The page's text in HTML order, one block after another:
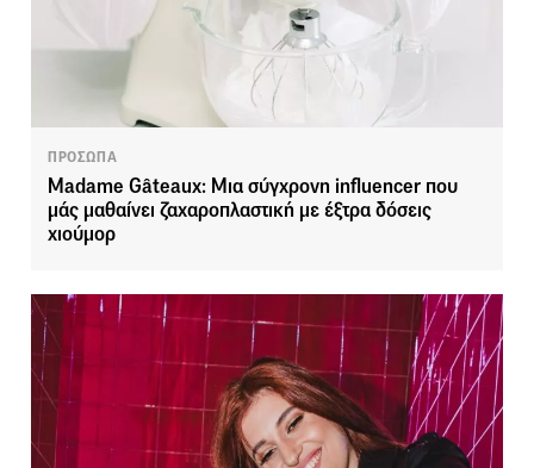
ΠΡΟΣΩΠΑ
Madame Gâteaux: Mια σύγχρονη influencer που
μάς μαθαίνει ζαχαροπλαστική με έξτρα δόσεις
χιούμορ